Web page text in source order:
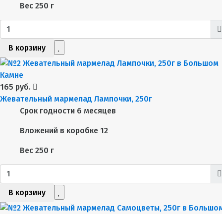
Вес 250 г
В корзину
165 руб.
Жевательный мармелад Лампочки, 250г
Срок годности 6 месяцев
Вложений в коробке 12
Вес 250 г
В корзину